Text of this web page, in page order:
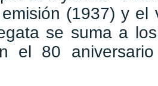
(1937) y
se suma a
el 80